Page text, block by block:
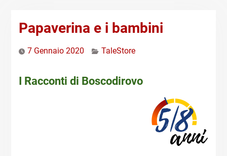
Papaverina e i bambini
7 Gennaio 2020 TaleStore
I Racconti di Boscodirovo